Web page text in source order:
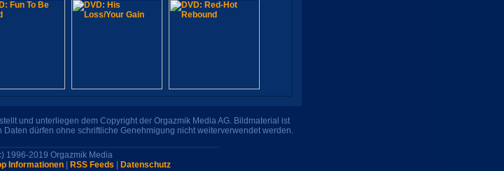
und unterliegen dem Copyright der Orgazmik Media AG. Bildmaterial ist
dürfen ohne schriftliche Genehmigung nicht weiterverwendet werden.
1996-2019 Orgazmik Media
Informationen RSS Feeds Datenschutz